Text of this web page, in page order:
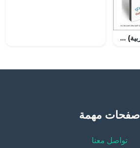
كراسة هيا نتدرب (لغة عربية) مرحلة ابتدائية
صفحات مهمة
تواصل معنا